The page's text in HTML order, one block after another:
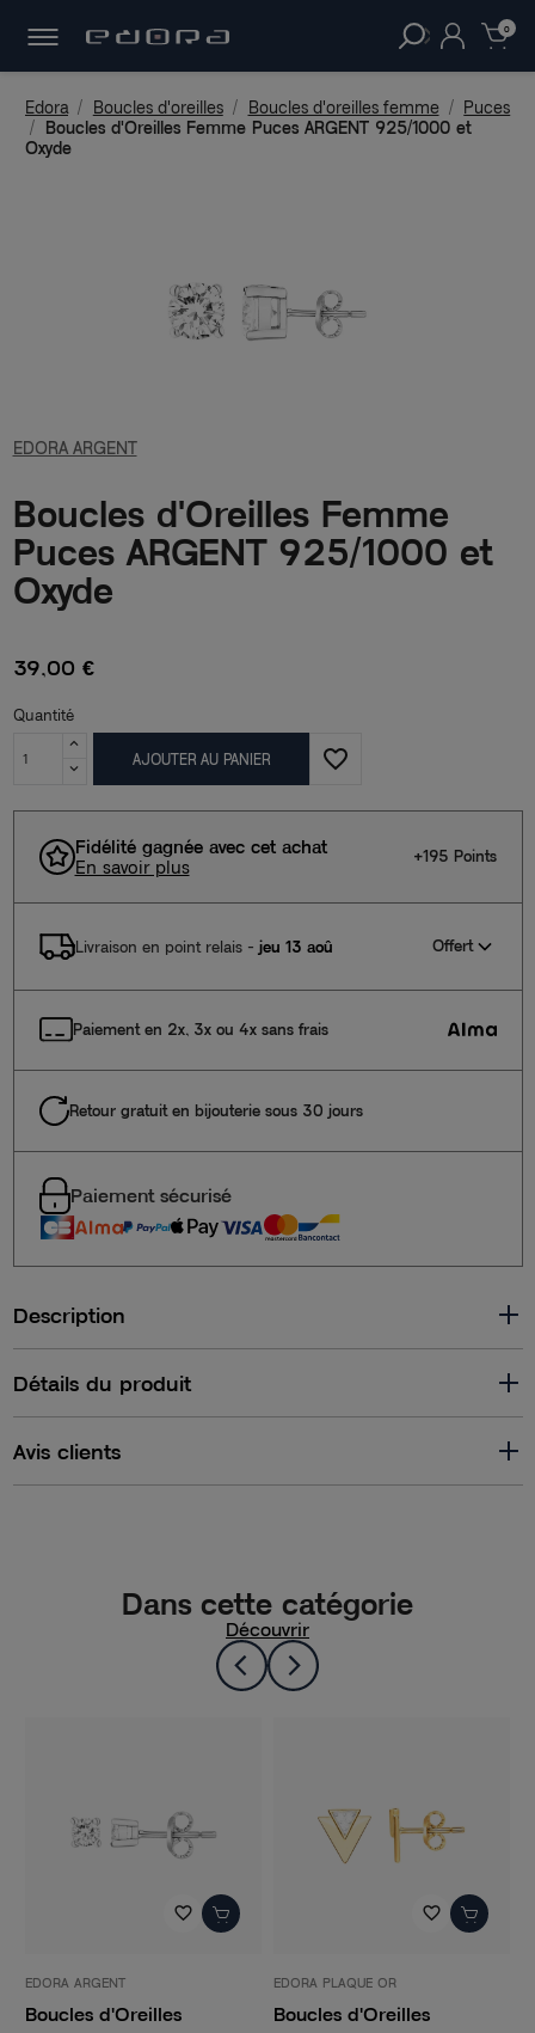
clear 0
Edora Boucles d'oreilles Boucles d'oreilles femme
Puces
Boucles d'Oreilles Femme Puces ARGENT 925/1000 et
Oxyde
EDORA ARGENT
Boucles d'Oreilles Femme
Puces ARGENT 925/1000 et
Oxyde
39,00 €
Quantité
AJOUTER AU PANIER favorite_border
Fidélité gagnée avec cet achat
En savoir plus
+195 Points
Livraison en point relais- jeu 13 aoû Offert
Paiement en 2x, 3x ou 4x sans frais
Retour gratuit en bijouterie sous 30 jours
Paiement sécurisé
Description
Détails du produit
Avis clients
Dans cette catégorie
Découvrir
favorite_border
EDORA ARGENT
Boucles d'Oreilles
favorite_border
EDORA PLAQUE OR
Boucles d'Oreilles